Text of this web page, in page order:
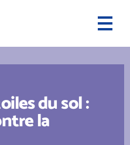
du sol :
la